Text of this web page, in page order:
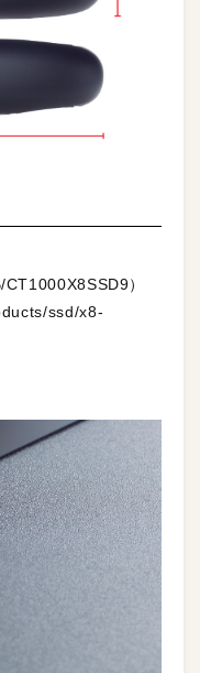
）
ssd/x8-